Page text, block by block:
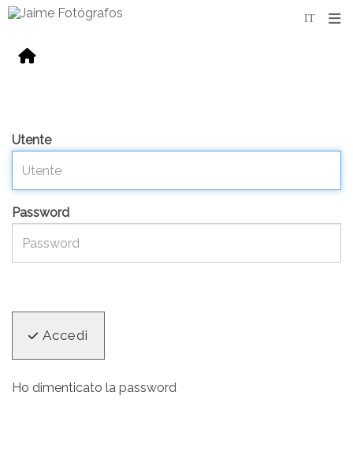
Utente
Password
Accedi
Ho dimenticato la password